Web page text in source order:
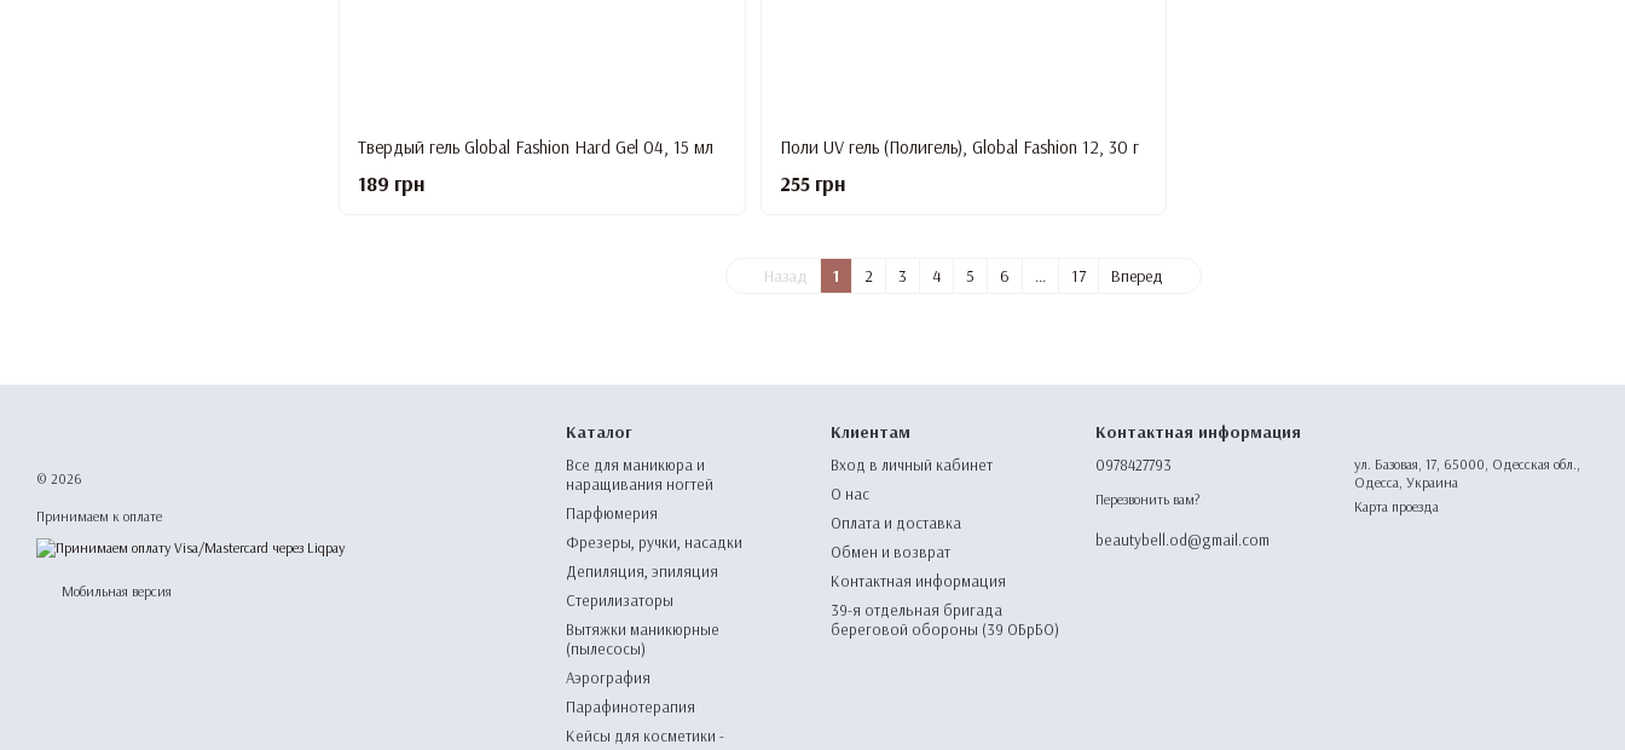
Твердый гель Global Fashion Hard Gel 04, 15 мл
189 грн
Поли UV гель (Полигель), Global Fashion 12, 30 г
255 грн
Назад 1 2 3 4 5 6 ... 17 Вперед
© 2026
Принимаем к оплате
Мобильная версия
Каталог
Все для маникюра и
наращивания ногтей
Парфюмерия
Фрезеры, ручки, насадки
Депиляция, эпиляция
Стерилизаторы
Вытяжки маникюрные
(пылесосы)
Аэрография
Парафинотерапия
Кейсы для косметики -
Клиентам
Вход в личный кабинет
О нас
Оплата и доставка
Обмен и возврат
Контактная информация
39-я отдельная бригада
береговой обороны (39 ОБрБО)
Контактная информация
0978427793
Перезвонить вам?
beautybell.od@gmail.com
ул. Базовая, 17, 65000, Одесская обл.,
Одесса, Украина
Карта проезда